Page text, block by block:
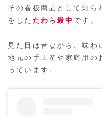
その看板商品として知ら
をした たわら最中 です。
見た目は昔ながら、味わ
地元の手土産や家庭用の
っています。